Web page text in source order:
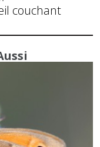
couchant